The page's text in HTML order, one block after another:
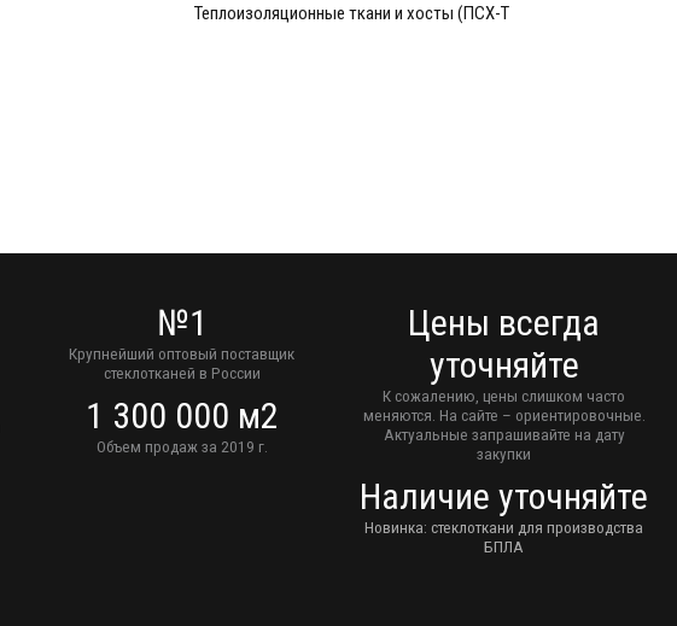
Теплоизоляционные ткани и хосты (ПСХ-Т
№1
Крупнейший оптовый поставщик
стеклотканей в России
1 300 000 м2
Объем продаж за 2019 г.
Цены всегда
уточняйте
К сожалению, цены слишком часто
меняются. На сайте – ориентировочные.
Актуальные запрашивайте на дату
закупки
Наличие уточняйте
Новинка: стеклоткани для производства
БПЛА